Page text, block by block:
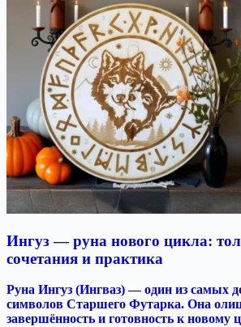
Ингуз — руна нового цикла:
сочетания и практика
Руна Ингуз (Ингваз) — один из самых
символов Старшего Футарка. Она
завершённость и готовность к новому